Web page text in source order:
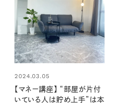
2024.03.05
【マネー講座】 “部屋が片付
いている人は貯め上手”は本